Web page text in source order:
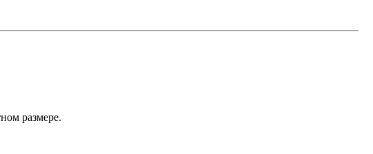
размере.